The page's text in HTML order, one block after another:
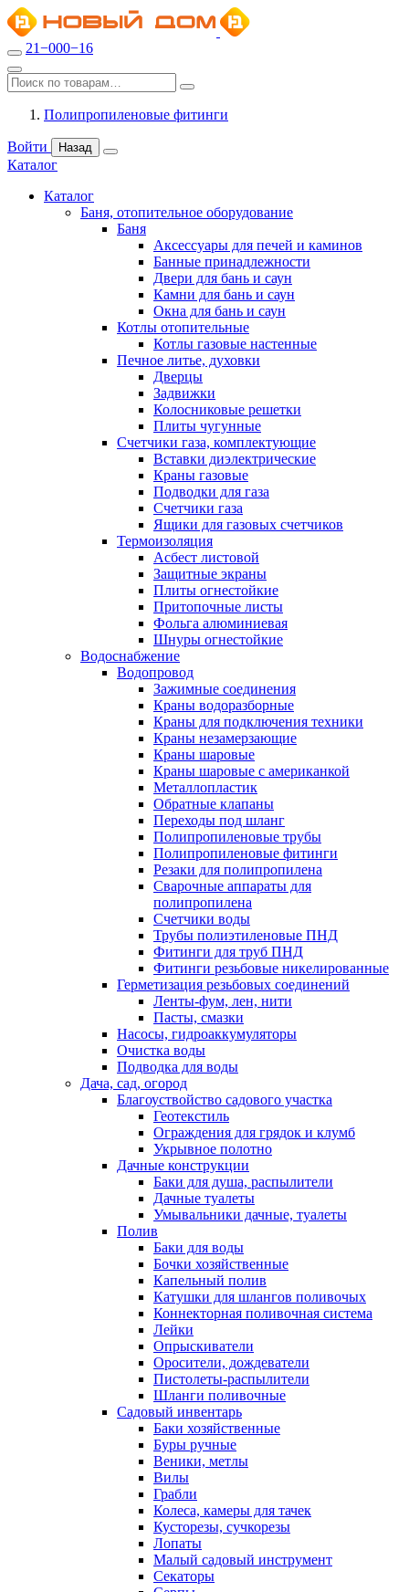
21−000−16
Полипропиленовые фитинги
Войти Назад
Каталог
Каталог
Баня, отопительное оборудование
Баня
Аксессуары для печей и каминов
Банные принадлежности
Двери для бань и саун
Камни для бань и саун
Окна для бань и саун
Котлы отопительные
Котлы газовые настенные
Печное литье, духовки
Дверцы
Задвижки
Колосниковые решетки
Плиты чугунные
Счетчики газа, комплектующие
Вставки диэлектрические
Краны газовые
Подводки для газа
Счетчики газа
Ящики для газовых счетчиков
Термоизоляция
Асбест листовой
Защитные экраны
Плиты огнестойкие
Притопочные листы
Фольга алюминиевая
Шнуры огнестойкие
Водоснабжение
Водопровод
Зажимные соединения
Краны водоразборные
Краны для подключения техники
Краны незамерзающие
Краны шаровые
Краны шаровые с американкой
Металлопластик
Обратные клапаны
Переходы под шланг
Полипропиленовые трубы
Полипропиленовые фитинги
Резаки для полипропилена
Сварочные аппараты для
полипропилена
Счетчики воды
Трубы полиэтиленовые ПНД
Фитинги для труб ПНД
Фитинги резьбовые никелированные
Герметизация резьбовых соединений
Ленты-фум, лен, нити
Пасты, смазки
Насосы, гидроаккумуляторы
Очистка воды
Подводка для воды
Дача, сад, огород
Благоуствойство садового участка
Геотекстиль
Ограждения для грядок и клумб
Укрывное полотно
Дачные конструкции
Баки для душа, распылители
Дачные туалеты
Умывальники дачные, туалеты
Полив
Баки для воды
Бочки хозяйственные
Капельный полив
Катушки для шлангов поливочых
Коннекторная поливочная система
Лейки
Опрыскиватели
Оросители, дождеватели
Пистолеты-распылители
Шланги поливочные
Садовый инвентарь
Баки хозяйственные
Буры ручные
Веники, метлы
Вилы
Грабли
Колеса, камеры для тачек
Кусторезы, сучкорезы
Лопаты
Малый садовый инструмент
Секаторы